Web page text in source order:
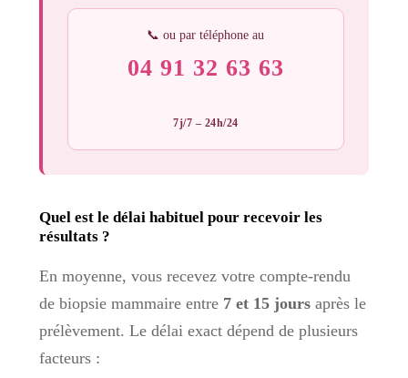
📞 ou par téléphone au
04 91 32 63 63
7j/7 – 24h/24
Quel est le délai habituel pour recevoir les
résultats ?
En moyenne, vous recevez votre compte-rendu
de biopsie mammaire entre 7 et 15 joursaprès le
prélèvement. Le délai exact dépend de plusieurs
facteurs :